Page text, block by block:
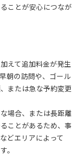
ことが安心につなが
えて追加料金が発生
朝の訪問や、ゴール
または急な予約変更
場合、または長距離
ことがあるため、事
どエリアによって
。